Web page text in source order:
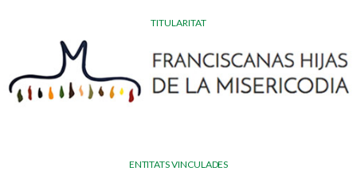
TITULARITAT
ENTITATS VINCULADES